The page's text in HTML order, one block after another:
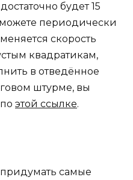
будет 15
периодически
скорость
квадратикам,
в отведённое
штурме, вы
этой ссылке.
самые